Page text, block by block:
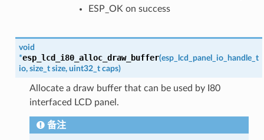
ESP_OK on success
void
*esp_lcd_i80_alloc_draw_buffer(esp_lcd_panel_io_handle_t
io, size_t size, uint32_t caps)
Allocate a draw buffer that can be used by I80
interfaced LCD panel.
备注